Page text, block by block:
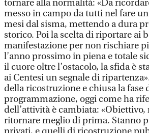
tornare alla normalità: «Da
messo in campo da tutti nel fare
mesi dal sisma, mettendo a dura
storico. Poi la scelta di riportare ai
manifestazione per non rischiare
l’anno prossimo in piena e totale
il cuore oltre l’ostacolo, la sfida è
ai Centesi un segnale di
della ricostruzione e chiusa la fase
programmazione, oggi come ha
dell’attività è cambiata:
ritornare meglio di prima. Stanno